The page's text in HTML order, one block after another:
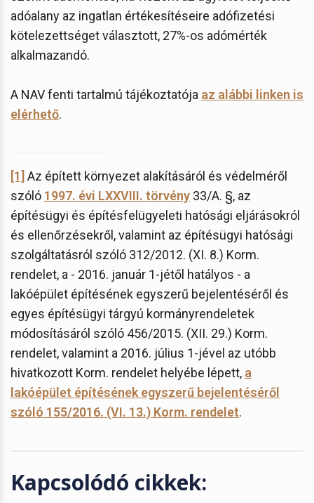
adóalany az ingatlan értékesítéseire adófizetési
kötelezettséget választott, 27%-os adómérték
alkalmazandó.
A NAV fenti tartalmú tájékoztatója az alábbi linken is
elérhető.
[1] Az épített környezet alakításáról és védelméről
szóló 1997. évi LXXVIII. törvény 33/A. §, az
építésügyi és építésfelügyeleti hatósági eljárásokról
és ellenőrzésekről, valamint az építésügyi hatósági
szolgáltatásról szóló 312/2012. (XI. 8.) Korm.
rendelet, a - 2016. január 1-jétől hatályos - a
lakóépület építésének egyszerű bejelentéséről és
egyes építésügyi tárgyú kormányrendeletek
módosításáról szóló 456/2015. (XII. 29.) Korm.
rendelet, valamint a 2016. július 1-jével az utóbb
hivatkozott Korm. rendelet helyébe lépett, a
lakóépület építésének egyszerű bejelentéséről
szóló 155/2016. (VI. 13.) Korm. rendelet.
Kapcsolódó cikkek: